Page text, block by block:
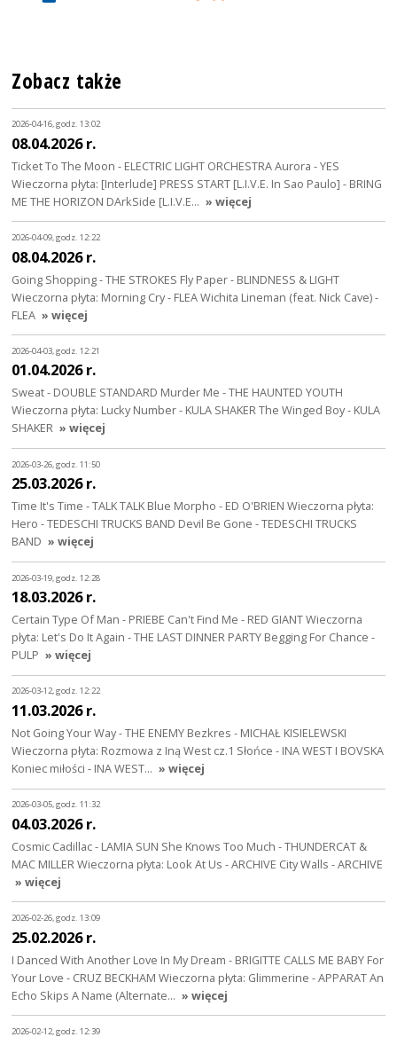
Zobacz także
2026-04-16, godz. 13:02
08.04.2026 r.
Ticket To The Moon - ELECTRIC LIGHT ORCHESTRA Aurora - YES
Wieczorna płyta: [Interlude] PRESS START [L.I.V.E. In Sao Paulo] - BRING
ME THE HORIZON DArkSide [L.I.V.E… » więcej
2026-04-09, godz. 12:22
08.04.2026 r.
Going Shopping - THE STROKES Fly Paper - BLINDNESS & LIGHT
Wieczorna płyta: Morning Cry - FLEA Wichita Lineman (feat. Nick Cave) -
FLEA » więcej
2026-04-03, godz. 12:21
01.04.2026 r.
Sweat - DOUBLE STANDARD Murder Me - THE HAUNTED YOUTH
Wieczorna płyta: Lucky Number - KULA SHAKER The Winged Boy - KULA
SHAKER » więcej
2026-03-26, godz. 11:50
25.03.2026 r.
Time It's Time - TALK TALK Blue Morpho - ED O'BRIEN Wieczorna płyta:
Hero - TEDESCHI TRUCKS BAND Devil Be Gone - TEDESCHI TRUCKS
BAND » więcej
2026-03-19, godz. 12:28
18.03.2026 r.
Certain Type Of Man - PRIEBE Can't Find Me - RED GIANT Wieczorna
płyta: Let's Do It Again - THE LAST DINNER PARTY Begging For Chance -
PULP » więcej
2026-03-12, godz. 12:22
11.03.2026 r.
Not Going Your Way - THE ENEMY Bezkres - MICHAŁ KISIELEWSKI
Wieczorna płyta: Rozmowa z Iną West cz.1 Słońce - INA WEST I BOVSKA
Koniec miłości - INA WEST… » więcej
2026-03-05, godz. 11:32
04.03.2026 r.
Cosmic Cadillac - LAMIA SUN She Knows Too Much - THUNDERCAT &
MAC MILLER Wieczorna płyta: Look At Us - ARCHIVE City Walls - ARCHIVE
» więcej
2026-02-26, godz. 13:09
25.02.2026 r.
I Danced With Another Love In My Dream - BRIGITTE CALLS ME BABY For
Your Love - CRUZ BECKHAM Wieczorna płyta: Glimmerine - APPARAT An
Echo Skips A Name (Alternate… » więcej
2026-02-12, godz. 12:39